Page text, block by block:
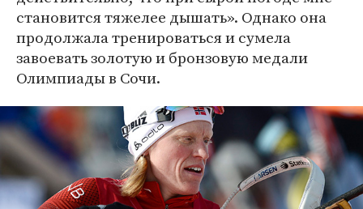
становится тяжелее дышать». Однако она
продолжала тренироваться и сумела
завоевать золотую и бронзовую медали
Олимпиады в Сочи.